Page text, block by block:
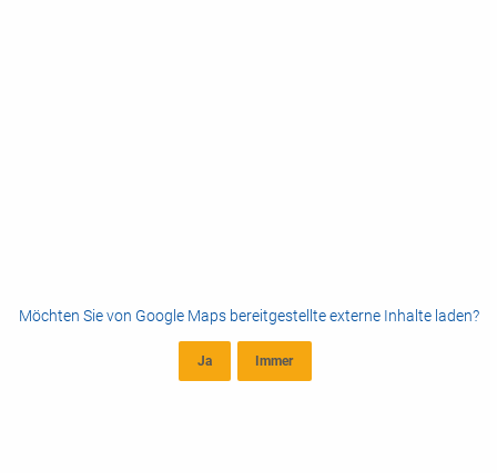
Möchten Sie von Google Mapsbereitgestellte externe Inhalte laden?
Ja Immer